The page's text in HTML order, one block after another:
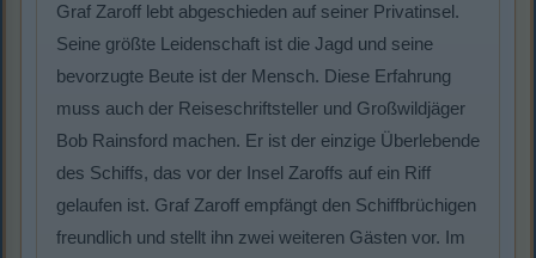
Graf Zaroff lebt abgeschieden auf seiner Privatinsel.
Seine größte Leidenschaft ist die Jagd und seine
bevorzugte Beute ist der Mensch. Diese Erfahrung
muss auch der Reiseschriftsteller und Großwildjäger
Bob Rainsford machen. Er ist der einzige Überlebende
des Schiffs, das vor der Insel Zaroffs auf ein Riff
gelaufen ist. Graf Zaroff empfängt den Schiffbrüchigen
freundlich und stellt ihn zwei weiteren Gästen vor. Im